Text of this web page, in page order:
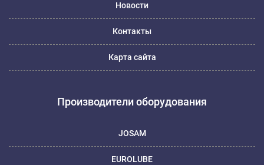
Новости
Контакты
Карта сайта
Производители оборудования
JOSAM
EUROLUBE